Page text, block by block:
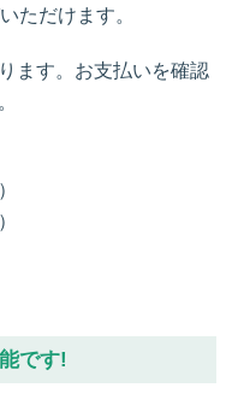
ただけます。
ます。お支払いを確認
です!